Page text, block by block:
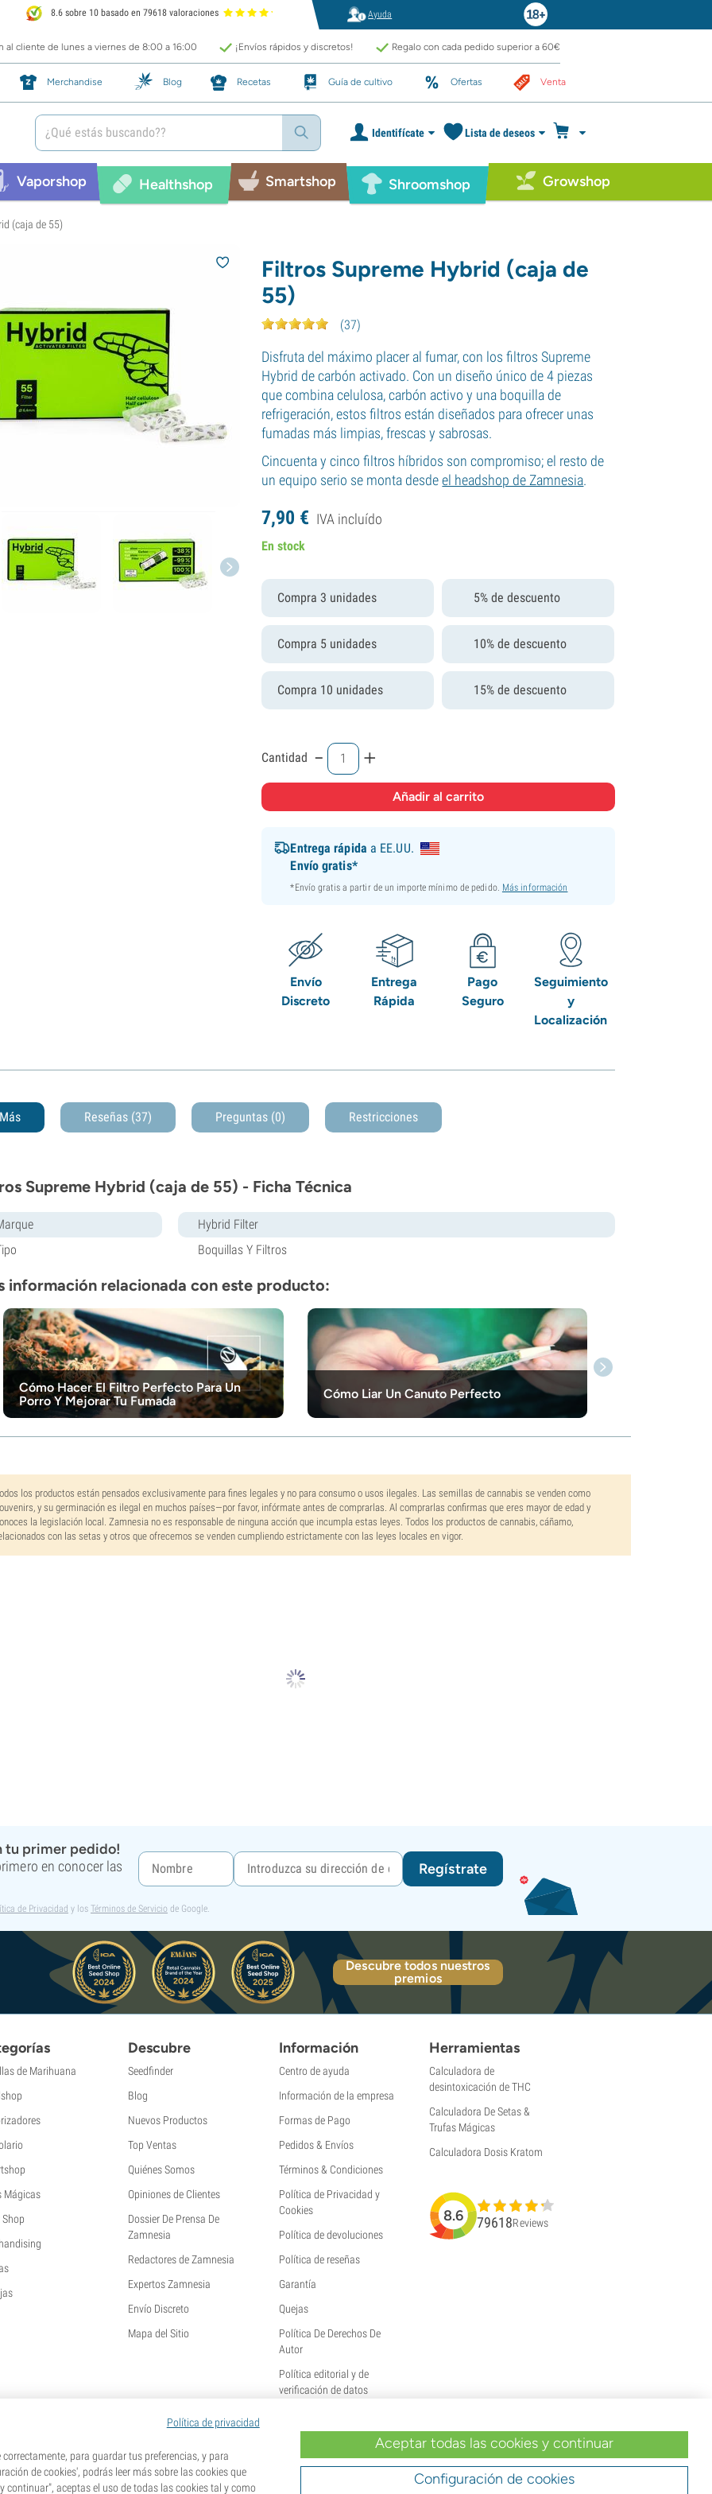
8.6 sobre 10 basado en 79618 valoraciones Ayuda
al cliente de lunes a viernes de 8:00 a 16:00 ¡Envíos rápidos y discretos! Regalo con cada pedido superior a 60€
Merchandise Blog Recetas Guía de cultivo Ofertas Venta
Identifícate Lista de deseos
Vaporshop Healthshop Smartshop Shroomshop Growshop
(caja de 55)
Filtros Supreme Hybrid (caja de
55)
(37)
Disfruta del máximo placer al fumar, con los filtros Supreme
Hybrid de carbón activado. Con un diseño único de 4 piezas
que combina celulosa, carbón activo y una boquilla de
refrigeración, estos filtros están diseñados para ofrecer unas
fumadas más limpias, frescas y sabrosas.
Cincuenta y cinco filtros híbridos son compromiso; el resto de
un equipo serio se monta desdeel headshop de Zamnesia.
7,90 € IVA incluído
En stock
Compra 3 unidades 5% de descuento
Compra 5 unidades 10% de descuento
Compra 10 unidades 15% de descuento
Cantidad - +
Entrega rápida a EE.UU.
Envío gratis*
*Envío gratis a partir de un importe mínimo de pedido. Más información
Envío
Discreto
Entrega
Rápida
Pago
Seguro
Seguimiento
y
Localización
Más Reseñas (37) Preguntas (0) Restricciones
Supreme Hybrid (caja de 55) - Ficha Técnica
Hybrid Filter
Boquillas Y Filtros
información relacionada con este producto:
Cómo Hacer El Filtro Perfecto Para Un
Porro Y Mejorar Tu Fumada
Cómo Liar Un Canuto Perfecto
los productos están pensados exclusivamente para fines legales y no para consumo o usos ilegales. Las semillas de cannabis se venden como
y su germinación es ilegal en muchos países—por favor, infórmate antes de comprarlas. Al comprarlas confirmas que eres mayor de edad y
la legislación local. Zamnesia no es responsable de ninguna acción que incumpla estas leyes. Todos los productos de cannabis, cáñamo,
con las setas y otros que ofrecemos se venden cumpliendo estrictamente con las leyes locales en vigor.
tu primer pedido!
en conocer las
Regístrate
de Privacidad y los Términos de Servicio de Google.
Descubre todos nuestros
premios
de Marihuana
Mágicas
Shop
Descubre
Seedfinder
Blog
Nuevos Productos
Top Ventas
Quiénes Somos
Opiniones de Clientes
Dossier De Prensa De
Zamnesia
Redactores de Zamnesia
Expertos Zamnesia
Envío Discreto
Mapa del Sitio
Información
Centro de ayuda
Información de la empresa
Formas de Pago
Pedidos & Envíos
Términos & Condiciones
Política de Privacidad y
Cookies
Política de devoluciones
Política de reseñas
Garantía
Quejas
Política De Derechos De
Autor
Política editorial y de
verificación de datos
Herramientas
Calculadora de
desintoxicación de THC
Calculadora De Setas &
Trufas Mágicas
Calculadora Dosis Kratom
8.6 79618Reviews
Política de privacidad
para guardar tus preferencias, y para
de cookies', podrás leer más sobre las cookies que
continuar", aceptas el uso de todas las cookies tal y como
Aceptar todas las cookies y continuar
Configuración de cookies